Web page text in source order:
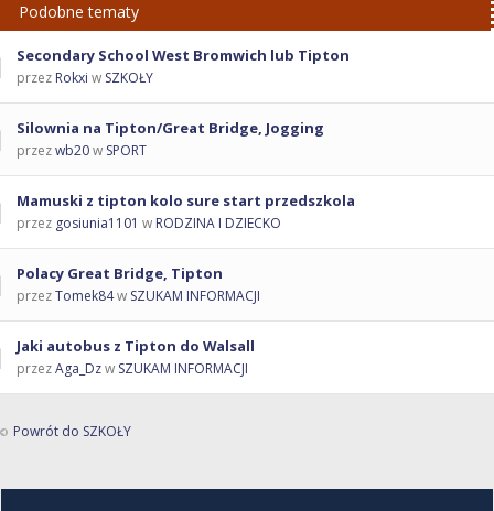
Podobne tematy
Secondary School West Bromwich lub Tipton
przez Rokxi w SZKOŁY
Silownia na Tipton/Great Bridge, Jogging
przezwb20w SPORT
Mamuski z tipton kolo sure start przedszkola
przez gosiunia1101 w RODZINA I DZIECKO
Polacy Great Bridge, Tipton
przezTomek84w SZUKAM INFORMACJI
Jaki autobus z Tipton do Walsall
przezAga_Dzw SZUKAM INFORMACJI
Powrót do SZKOŁY